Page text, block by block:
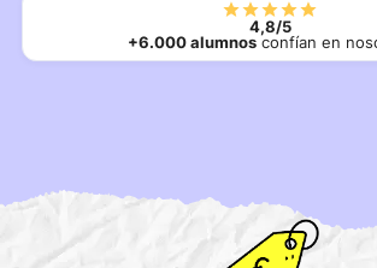
4,8/5
+6.000 alumnosconfían en